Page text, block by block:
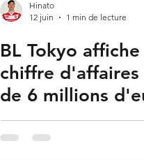
Hinato
12 juin
1 min de lecture
BL Tokyo
chiffre d'affaires
de 6 millions